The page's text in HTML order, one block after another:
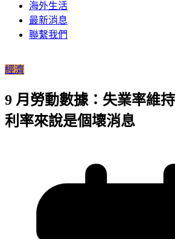
海外生活
最新消息
聯繫我們
經濟
9 月勞動數據：失業率維
利率來說是個壞消息